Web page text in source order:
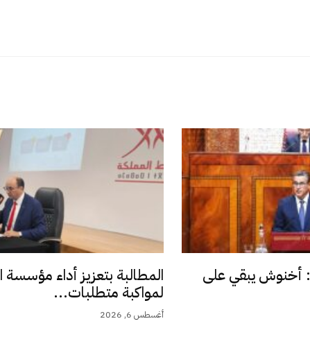
قانون المالية 2027: أخنوش يبقي على المطالبة بتعزيز أداء
لمواكبة متطلبات...
أغسطس 6, 2026